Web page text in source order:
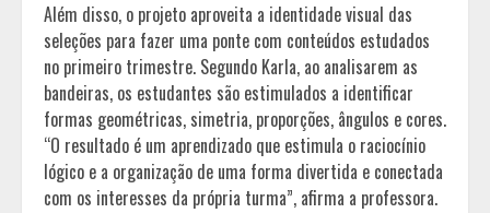
Além disso, o projeto aproveita a identidade visual das
seleções para fazer uma ponte com conteúdos estudados
no primeiro trimestre. Segundo Karla, ao analisarem as
bandeiras, os estudantes são estimulados a identificar
formas geométricas, simetria, proporções, ângulos e cores.
“O resultado é um aprendizado que estimula o raciocínio
lógico e a organização de uma forma divertida e conectada
com os interesses da própria turma”, afirma a professora.